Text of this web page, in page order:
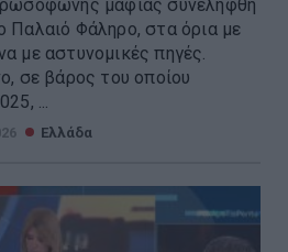
μαφίας συνελήφθη
Παλαιό Φάληρο, στα όρια με
με αστυνομικές πηγές.
σε βάρος του οποίου
...
Ελλάδα